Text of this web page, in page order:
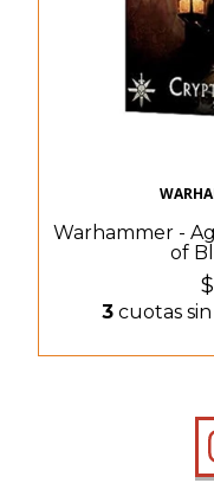
Warhammer -
of
3cuotas